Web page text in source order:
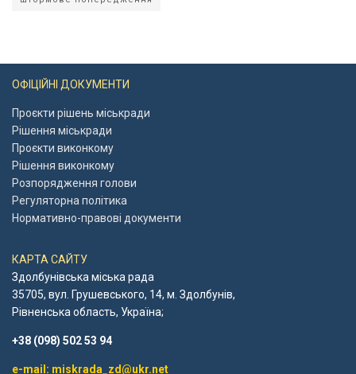
ОФІЦІЙНІ ДОКУМЕНТИ
Проєкти рішень міськради
Рішення міськради
Проєкти виконкому
Рішення виконкому
Розпорядження голови
Регуляторна політика
Нормативно-правові документи
КАРТА САЙТУ
Здолбунівська міська рада
35705, вул. Грушевського, 14, м. Здолбунів,
Рівненська область, Україна;
+38 (098) 502 53 94
e-mail: miskrada_zd@ukr.net